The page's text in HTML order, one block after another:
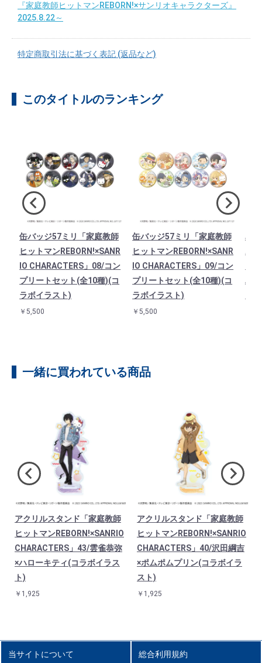
『家庭教師ヒットマンREBORN!×サンリオキャラクターズ』
2025.8.22～
特定商取引法に基づく表記 (返品など)
このタイトルのランキング
缶バッジ57ミリ「家庭教師
ヒットマンREBORN!×SANR
IO CHARACTERS」08/コン
プリートセット(全10種)(コ
ラボイラスト)
￥5,500
缶バッジ57ミリ「家庭教師
ヒットマンREBORN!×SANR
IO CHARACTERS」09/コン
プリートセット(全10種)(コ
ラボイラスト)
￥5,500
星
ホ
一緒に買われている商品
アクリルスタンド「家庭教師
ヒットマンREBORN!×SANRIO
CHARACTERS」43/雲雀恭弥
×ハローキティ(コラボイラス
ト)
￥1,925
アクリルスタンド「家庭教師
ヒットマンREBORN!×SANRIO
CHARACTERS」40/沢田綱吉
×ポムポムプリン(コラボイラ
スト)
￥1,925
当サイトについて 総合利用規約